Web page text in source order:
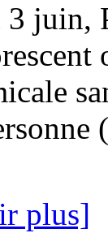
3 juin,
plus]